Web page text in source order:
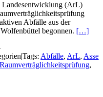
Landesentwicklung (ArL)
Abfälle aus der
begonnen. […]
|Tags: Abfälle, ArL, Asse
Raumverträglichkeitsprüfung,